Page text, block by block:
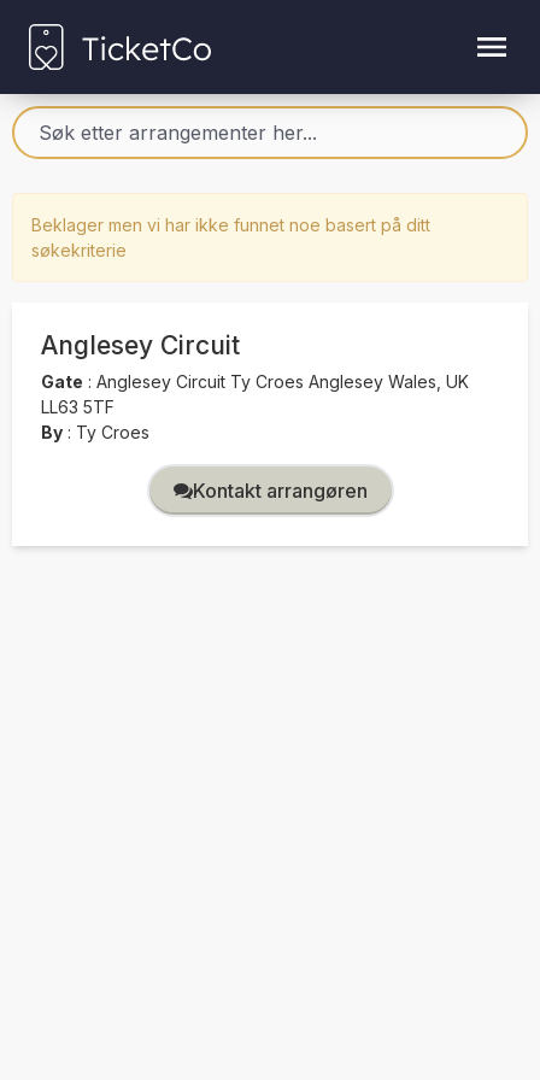
Beklager men vi har ikke funnet noe basert på ditt
søkekriterie
Anglesey Circuit
Gate : Anglesey Circuit Ty Croes Anglesey Wales, UK
LL63 5TF
By : Ty Croes
Kontakt arrangøren